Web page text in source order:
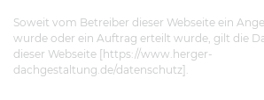
Soweit vom Betreiber dieser Webseite ein
wurde oder ein Auftrag erteilt wurde, gilt die
dieser Webseite [https://www.herger-
dachgestaltung.de/datenschutz].